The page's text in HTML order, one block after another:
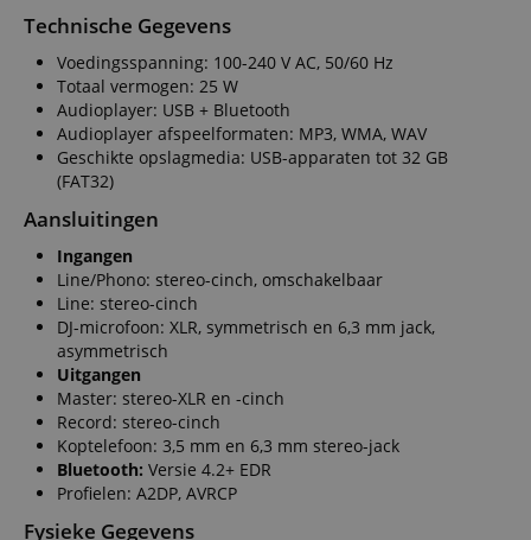
Technische Gegevens
Voedingsspanning: 100-240 V AC, 50/60 Hz
Totaal vermogen: 25 W
Audioplayer: USB + Bluetooth
Audioplayer afspeelformaten: MP3, WMA, WAV
Geschikte opslagmedia: USB-apparaten tot 32 GB
(FAT32)
Aansluitingen
Ingangen
Line/Phono: stereo-cinch, omschakelbaar
Line: stereo-cinch
DJ-microfoon: XLR, symmetrisch en 6,3 mm jack,
asymmetrisch
Uitgangen
Master: stereo-XLR en -cinch
Record: stereo-cinch
Koptelefoon: 3,5 mm en 6,3 mm stereo-jack
Bluetooth: Versie 4.2+ EDR
Profielen: A2DP, AVRCP
Fysieke Gegevens